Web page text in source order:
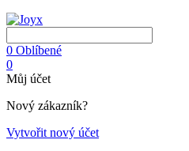
0 Oblíbené
0
Můj účet
Nový zákazník?
Vytvořit nový účet